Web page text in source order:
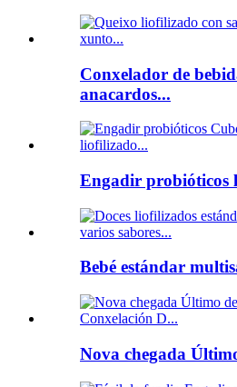
Conxelador de
anacardos...
Engadir probióticos
Bebé estándar
Nova chegada